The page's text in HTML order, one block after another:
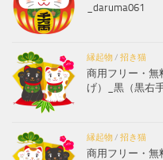
_daruma061
縁起物/ 招き猫
商用フリー・無
げ）_黒（黒右
縁起物/ 招き猫
商用フリー・無